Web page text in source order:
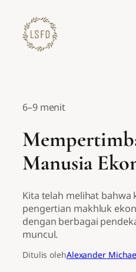
konten
6–9 menit
Manusia
Kita telah melihat bahwa
pengertian makhluk
dengan berbagai
muncul.
Ditulis olehAlexander